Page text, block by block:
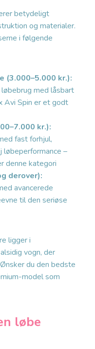
betydeligt
og materialer.
i følgende
(3.000–5.000 kr.):
med låsbart
Avi Spin er et godt
kr.):
fast forhjul,
løbeperformance –
denne kategori
derover):
avancerede
til den seriøse
ligger i
vogn, der
du den bedste
model som
løbe